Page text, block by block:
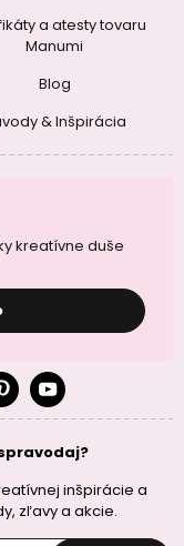
a atesty tovaru
Manumi
Blog
& Inšpirácia
kreatívne duše
inšpirácie a
zľavy a akcie.